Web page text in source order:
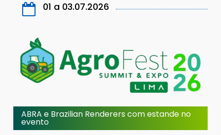
01 a 03.07.2026
ABRA e Brazilian Renderers com estande no
evento